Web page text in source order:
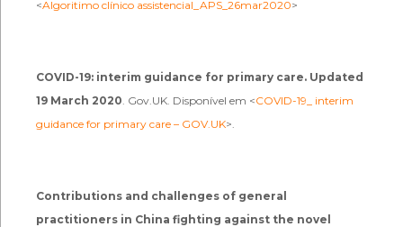
<Algoritimo clínico assistencial_APS_26mar2020>
COVID-19: interim guidance for primary care. Updated
19 March 2020. Gov.UK. Disponível em <COVID-19_ interim
guidance for primary care – GOV.UK>.
Contributions and challenges of general
practitioners in China fighting against the novel